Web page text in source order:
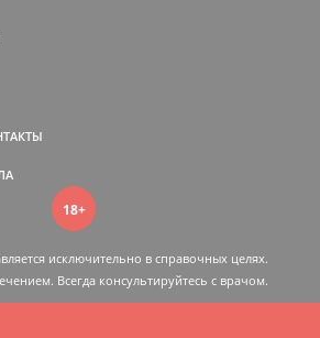
18+
исключительно в справочных целях.
Всегда консультируйтесь c врачом.